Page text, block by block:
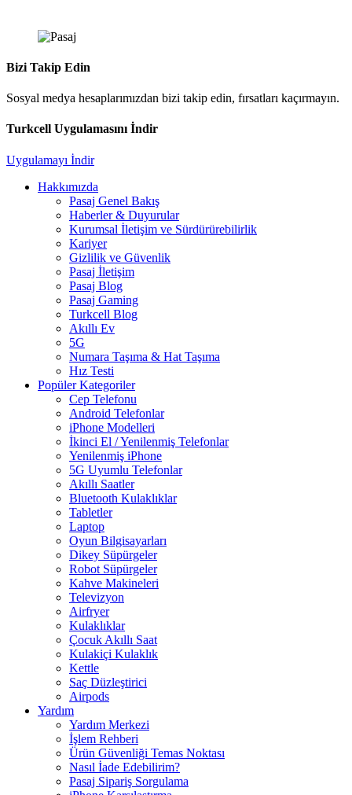
Bizi Takip Edin
Sosyal medya hesaplarımızdan bizi takip edin, fırsatları kaçırmayın.
Turkcell Uygulamasını İndir
Uygulamayı İndir
Hakkımızda
Pasaj Genel Bakış
Haberler & Duyurular
Kurumsal İletişim ve Sürdürürebilirlik
Kariyer
Gizlilik ve Güvenlik
Pasaj İletişim
Pasaj Blog
Pasaj Gaming
Turkcell Blog
Akıllı Ev
5G
Numara Taşıma & Hat Taşıma
Hız Testi
Popüler Kategoriler
Cep Telefonu
Android Telefonlar
iPhone Modelleri
İkinci El / Yenilenmiş Telefonlar
Yenilenmiş iPhone
5G Uyumlu Telefonlar
Akıllı Saatler
Bluetooth Kulaklıklar
Tabletler
Laptop
Oyun Bilgisayarları
Dikey Süpürgeler
Robot Süpürgeler
Kahve Makineleri
Televizyon
Airfryer
Kulaklıklar
Çocuk Akıllı Saat
Kulakiçi Kulaklık
Kettle
Saç Düzleştirici
Airpods
Yardım
Yardım Merkezi
İşlem Rehberi
Ürün Güvenliği Temas Noktası
Nasıl İade Edebilirim?
Pasaj Sipariş Sorgulama